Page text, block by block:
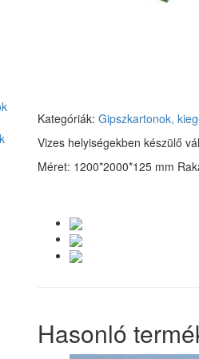
Kategóriák: Gipszkartonok,
Vizes helyiségekben készülő
Méret: 1200*2000*125mm
Hasonló